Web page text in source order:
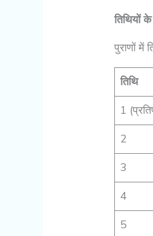
तिथियों
पुराणों में
तिथि
1
2
3
4
5